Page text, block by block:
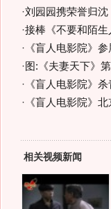
·刘园园携荣誉归
·接棒《不要和陌
· 《盲人电影院》
· 图:《夫妻天下》
· 《盲人电影院》
· 《盲人电影院》
相关视频新闻